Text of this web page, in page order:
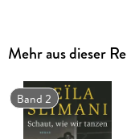
Mia, erfolgreiche
fog«, einem
Arbeit
Marokko, in das
verlassen hat. Als
Meknès eintrifft, hat
Mehr aus dieser
Band 2